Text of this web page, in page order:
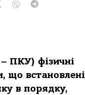
ПКУ) фізичні
що встaновлені
в порядку,